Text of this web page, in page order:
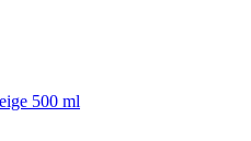
500 ml